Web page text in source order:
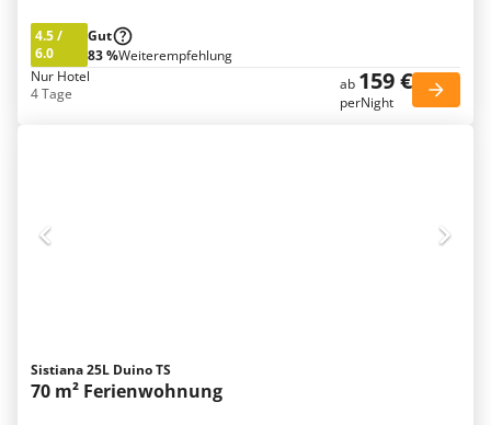
4.5/
6.0
Gut
83 %Weiterempfehlung
Nur Hotel
4 Tage
ab 159 €
perNight
Sistiana 25L Duino TS
70 m² Ferienwohnung